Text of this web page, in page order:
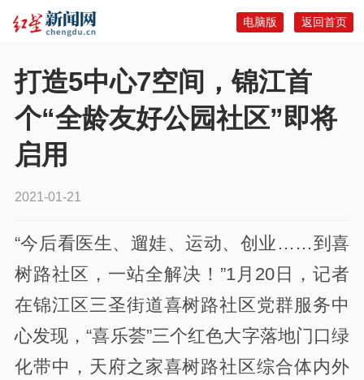
返回首页
电脑版
打造5中心7空间，锦江首
个“全龄友好公园社区”即将
启用
2021-01-21
“今后看医生、遛娃、运动、创业……到喜
树路社区，一站全解决！”1月20日，记者
在锦江区三圣街道喜树路社区党群服务中
心发现，“喜乐荟”三个红色大字落地门口绿
化带中，天府之家喜树路社区综合体内外